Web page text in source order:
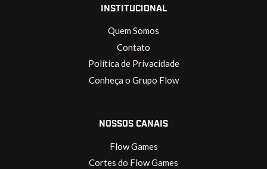
INSTITUCIONAL
Quem Somos
Contato
Política de Privacidade
Conheça o Grupo Flow
NOSSOS CANAIS
Flow Games
Cortes do Flow Games